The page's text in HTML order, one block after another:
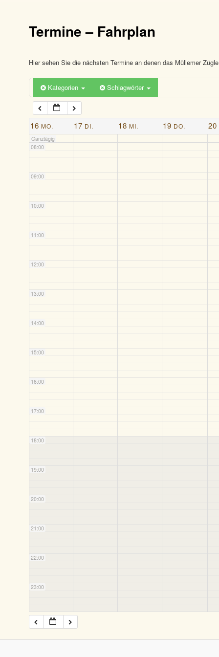
Termine – Fahrplan
Hier sehen Sie die nächsten Termine an denen das Müllemer
Kategorien Schlagwörter
16 MO. 17 DI. 18 MI. 19 DO. 20
Ganztägig
04:00
05:00
06:00
07:00
08:00
09:00
10:00
11:00
12:00
13:00
14:00
15:00
16:00
17:00
18:00
19:00
20:00
21:00
22:00
23:00